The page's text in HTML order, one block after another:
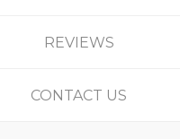
REVIEWS
CONTACT US